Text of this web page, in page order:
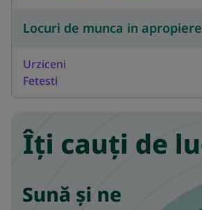
Locuri de munca in apropiere
Urziceni
Fetesti